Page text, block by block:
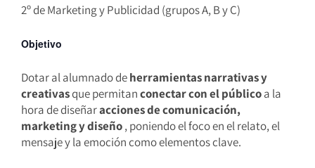
2º de Marketing y Publicidad (grupos A, B y C)
Objetivo
Dotar al alumnado deherramientas narrativas y
creativasque permitanconectar con el públicoa la
hora de diseñaracciones de comunicación,
marketing y diseño, poniendo el foco en el relato, el
mensaje y la emoción como elementos clave.